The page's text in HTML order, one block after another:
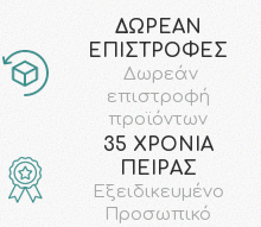
ΔΩΡΕΑΝ
ΕΠΙΣΤΡΟΦΕΣ
Δωρεάν
επιστροφή
προϊόντων
35 ΧΡΟΝΙΑ
ΠΕΙΡΑΣ
Εξειδικευμένο
Προσωπικό